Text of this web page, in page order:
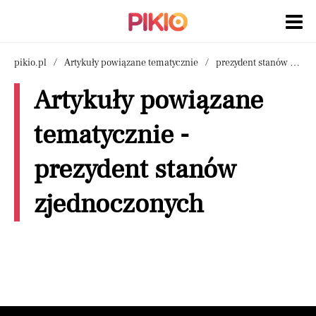
pikio.pl Artykuły powiązane tematycznie prezydent stanów zjednoczonych
Artykuły powiązane
tematycznie -
prezydent stanów
zjednoczonych